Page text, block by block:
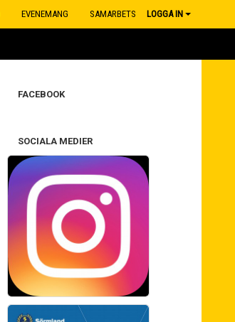
EVENEMANG SAMARBETSPARTNERS
LOGGA IN
FACEBOOK
SOCIALA MEDIER